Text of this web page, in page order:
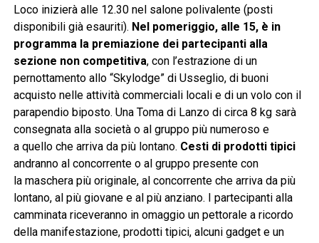
Loco inizierà alle 12.30 nel salone polivalente (posti
disponibili già esauriti). Nel pomeriggio, alle 15, è in
programma la premiazione dei partecipanti alla
sezione non competitiva, con l’estrazione di un
pernottamento allo “Skylodge” di Usseglio, di buoni
acquisto nelle attività commerciali locali e di un volo con il
parapendio biposto. Una Toma di Lanzo di circa 8 kg sarà
consegnata alla società o al gruppo più numeroso e
a quello che arriva da più lontano. Cesti di prodotti tipici
andranno al concorrente o al gruppo presente con
la maschera più originale, al concorrente che arriva da più
lontano, al più giovane e al più anziano. I partecipanti alla
camminata riceveranno in omaggio un pettorale a ricordo
della manifestazione, prodotti tipici, alcuni gadget e un